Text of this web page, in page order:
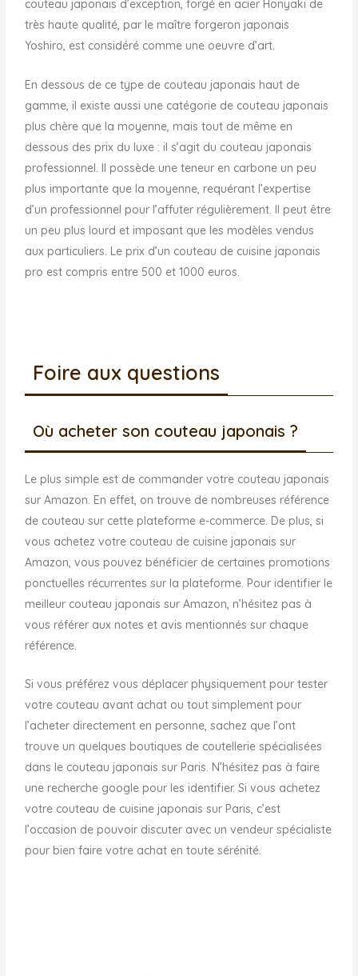
couteau japonais d’exception, forgé en acier Honyaki de
très haute qualité, par le maître forgeron japonais
Yoshiro, est considéré comme une oeuvre d’art.
En dessous de ce type de couteau japonais haut de
gamme, il existe aussi une catégorie de couteau japonais
plus chère que la moyenne, mais tout de même en
dessous des prix du luxe : il s’agit du couteau japonais
professionnel. Il possède une teneur en carbone un peu
plus importante que la moyenne, requérant l’expertise
d’un professionnel pour l’affuter régulièrement. Il peut être
un peu plus lourd et imposant que les modèles vendus
aux particuliers. Le prix d’un couteau de cuisine japonais
pro est compris entre 500 et 1000 euros.
Foire aux questions
Où acheter son couteau japonais ?
Le plus simple est de commander votre couteau japonais
sur Amazon. En effet, on trouve de nombreuses référence
de couteau sur cette plateforme e-commerce. De plus, si
vous achetez votre couteau de cuisine japonais sur
Amazon, vous pouvez bénéficier de certaines promotions
ponctuelles récurrentes sur la plateforme. Pour identifier le
meilleur couteau japonais sur Amazon, n’hésitez pas à
vous référer aux notes et avis mentionnés sur chaque
référence.
Si vous préférez vous déplacer physiquement pour tester
votre couteau avant achat ou tout simplement pour
l’acheter directement en personne, sachez que l’ont
trouve un quelques boutiques de coutellerie spécialisées
dans le couteau japonais sur Paris. N’hésitez pas à faire
une recherche google pour les identifier. Si vous achetez
votre couteau de cuisine japonais sur Paris, c’est
l’occasion de pouvoir discuter avec un vendeur spécialiste
pour bien faire votre achat en toute sérénité.